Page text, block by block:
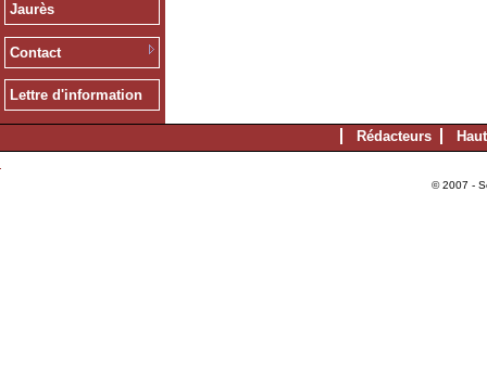
Jaurès
Contact
Lettre d'information
Rédacteurs
© 2007 -